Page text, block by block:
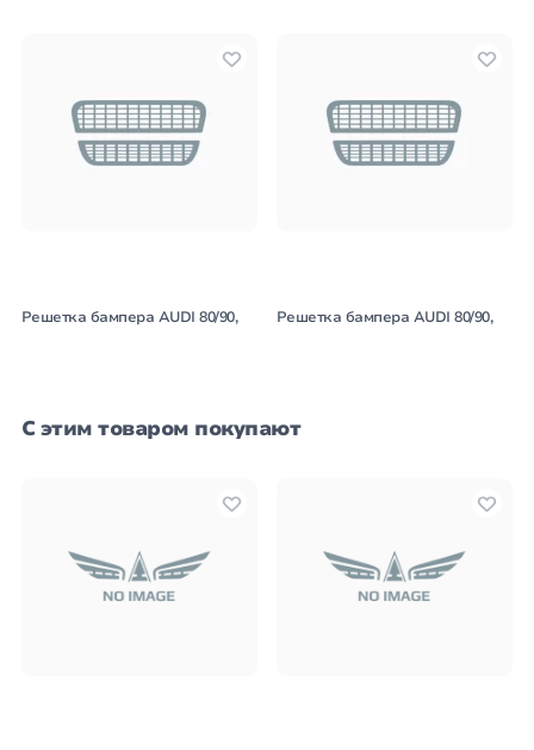
Решетка бампера AUDI 80/90, Решетка бампера AUDI 80/90,
С этим товаром покупают